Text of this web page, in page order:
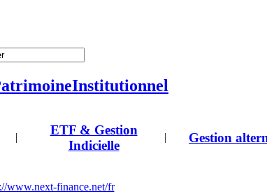
Institutionnel
|
ETF & Gestion
Indicielle
| Gestion
www.next-finance.net/fr